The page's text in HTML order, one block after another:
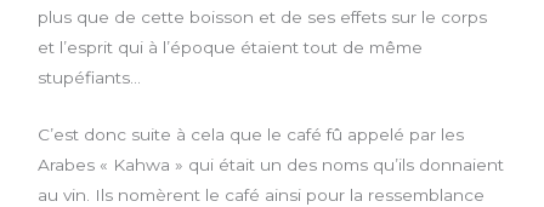
plus que de cette boisson et de ses effets sur le corps
et l’esprit qui à l’époque étaient tout de même
stupéfiants…
C’est donc suite à cela que le café fû appelé par les
Arabes « Kahwa » qui était un des noms qu’ils donnaient
au vin. Ils nomèrent le café ainsi pour la ressemblance